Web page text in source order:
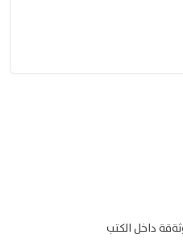
داخل الكتب